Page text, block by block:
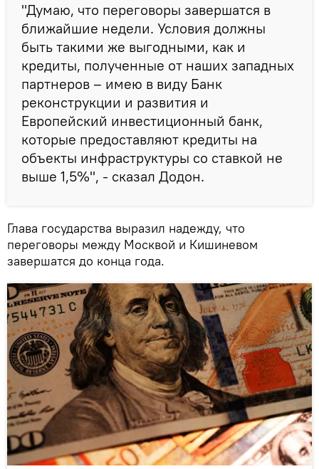
"Думаю, что переговоры завершатся в
ближайшие недели. Условия должны
быть такими же выгодными, как и
кредиты, полученные от наших западных
партнеров – имею в виду Банк
реконструкции и развития и
Европейский инвестиционный банк,
которые предоставляют кредиты на
объекты инфраструктуры со ставкой не
выше 1,5%", - сказал Додон.
Глава государства выразил надежду, что
переговоры между Москвой и Кишиневом
завершатся до конца года.